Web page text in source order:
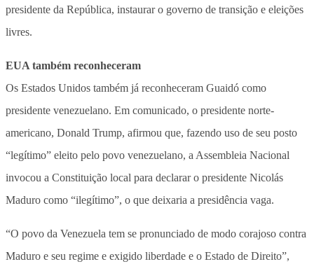
presidente da República, instaurar o governo de transição e eleições
livres.
EUA também reconheceram
Os Estados Unidos também já reconheceram Guaidó como
presidente venezuelano. Em comunicado, o presidente norte-
americano, Donald Trump, afirmou que, fazendo uso de seu posto
“legítimo” eleito pelo povo venezuelano, a Assembleia Nacional
invocou a Constituição local para declarar o presidente Nicolás
Maduro como “ilegítimo”, o que deixaria a presidência vaga.
“O povo da Venezuela tem se pronunciado de modo corajoso contra
Maduro e seu regime e exigido liberdade e o Estado de Direito”,